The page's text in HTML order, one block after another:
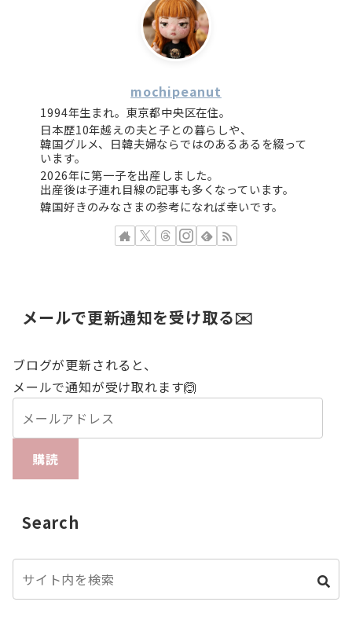
mochipeanut
1994年生まれ。東京都中央区在住。
日本歴10年越えの夫と子との暮らしや、
韓国グルメ、日韓夫婦ならではのあるあるを綴って
います。
2026年に第一子を出産しました。
出産後は子連れ目線の記事も多くなっています。
韓国好きのみなさまの参考になれば幸いです。
メールで更新通知を受け取る✉️
ブログが更新されると、
メールで通知が受け取れます🙆
購読
Search